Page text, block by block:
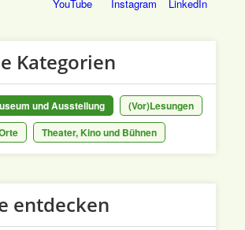
Kategorien
und Ausstellung
(Vor)Lesungen
Theater, Kino und Bühnen
entdecken